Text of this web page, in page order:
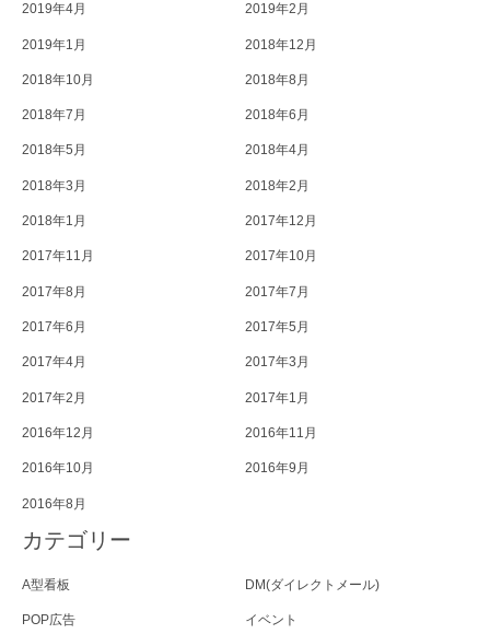
2019年4月 2019年2月
2019年1月 2018年12月
2018年10月 2018年8月
2018年7月 2018年6月
2018年5月 2018年4月
2018年3月 2018年2月
2018年1月 2017年12月
2017年11月 2017年10月
2017年8月 2017年7月
2017年6月 2017年5月
2017年4月 2017年3月
2017年2月 2017年1月
2016年12月 2016年11月
2016年10月 2016年9月
2016年8月
カテゴリー
A型看板 DM(ダイレクトメール)
POP広告 イベント